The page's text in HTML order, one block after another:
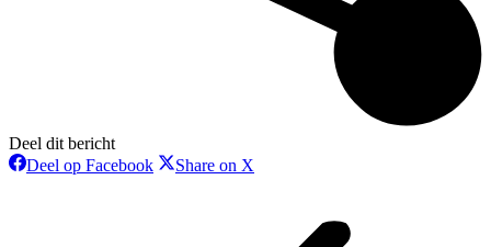
Deel dit bericht
Deel op FacebookDeelShare on X